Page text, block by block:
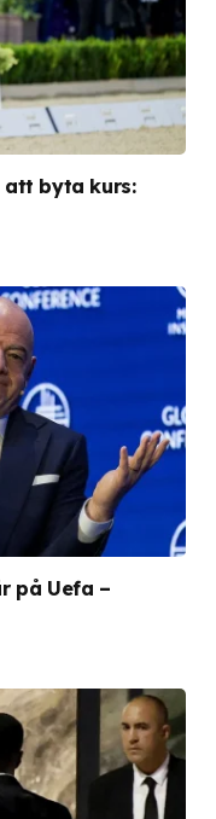
att byta kurs:
på Uefa –